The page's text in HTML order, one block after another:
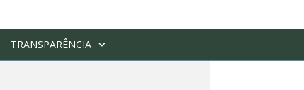
TRANSPARÊNCIA